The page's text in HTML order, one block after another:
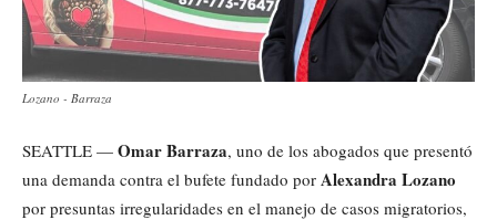
Lozano - Barraza
SEATTLE — Omar Barraza, uno de los abogados que presentó
una demanda contra el bufete fundado por Alexandra Lozano
por presuntas irregularidades en el manejo de casos migratorios,